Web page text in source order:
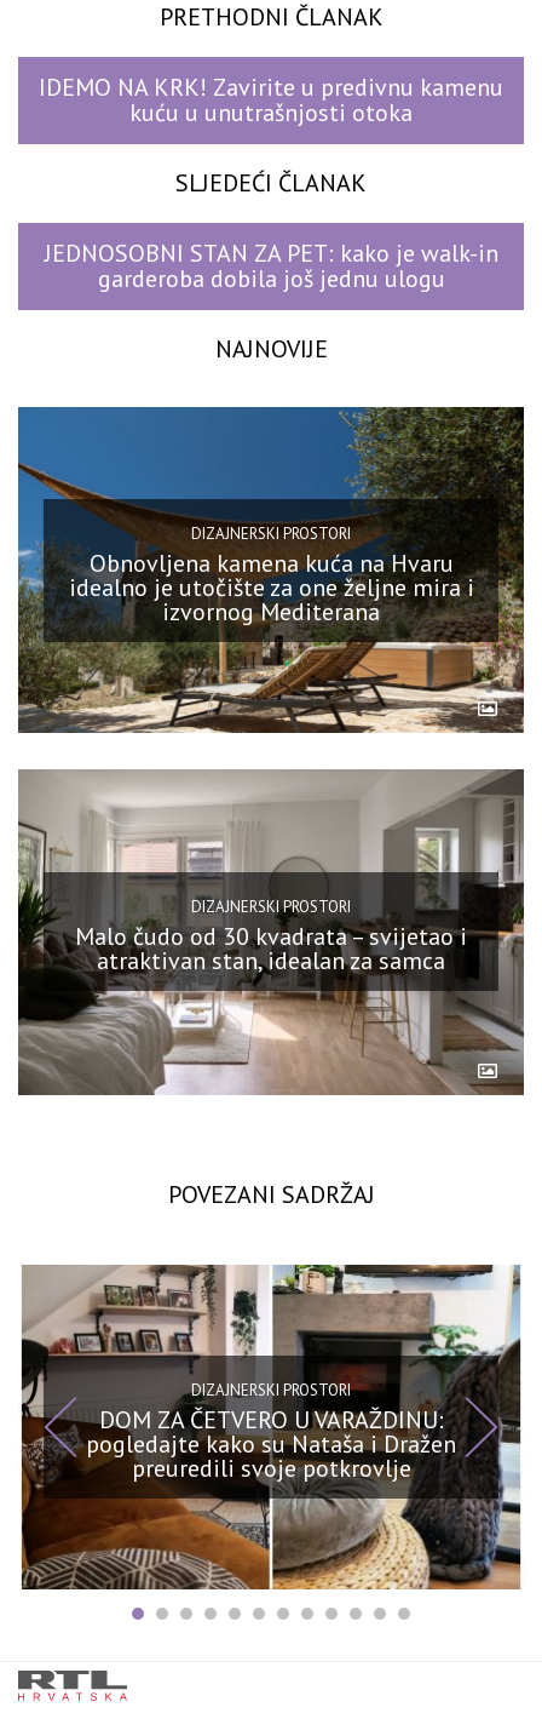
PRETHODNI ČLANAK
IDEMO NA KRK! Zavirite u predivnu kamenu
kuću u unutrašnjosti otoka
SLJEDEĆI ČLANAK
JEDNOSOBNI STAN ZA PET: kako je walk-in
garderoba dobila još jednu ulogu
NAJNOVIJE
DIZAJNERSKI PROSTORI
Obnovljena kamena kuća na Hvaru
idealno je utočište za one željne mira i
izvornog Mediterana
DIZAJNERSKI PROSTORI
Malo čudo od 30 kvadrata – svijetao i
atraktivan stan, idealan za samca
POVEZANI SADRŽAJ
DIZAJNERSKI PROSTORI
DOM ZA ČETVERO U VARAŽDINU:
pogledajte kako su Nataša i Dražen
preuredili svoje potkrovlje